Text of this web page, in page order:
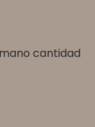
cantidad